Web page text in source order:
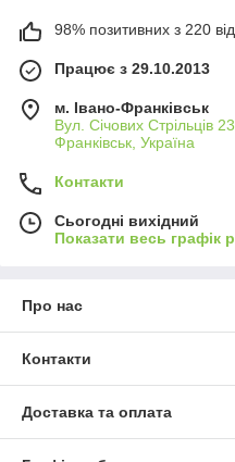
98% позитивних з 220
Працює з 29.10.2013
м. Івано-Франківськ
Вул. Січових Стрільців
Франківськ, Україна
Контакти
Сьогодні вихідний
Показати весь графік
Про нас
Контакти
Доставка та оплата